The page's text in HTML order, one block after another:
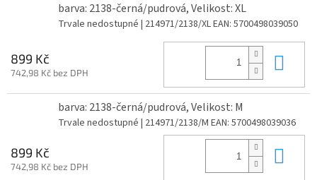
barva: 2138-černá/pudrová, Velikost: XL
Trvale nedostupné | 214971/2138/XLEAN: 5700498039050
899 Kč
742,98 Kč bez DPH
barva: 2138-černá/pudrová, Velikost: M
Trvale nedostupné | 214971/2138/M EAN: 5700498039036
899 Kč
742,98 Kč bez DPH